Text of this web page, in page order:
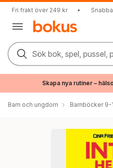
Fri frakt över 249 kr •
Sök bok, spel, pussel,
Skapa nya rutiner –
Barn och ungdom Barnböcker 9-